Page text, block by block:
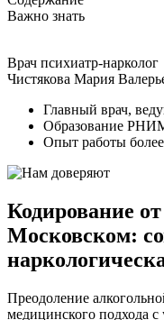
Важно знать
Врач психиатр-нарколог
Чистякова Мария
Главный врач,
Образование
Опыт работы
Кодирование
Московском:
Преодоление
медицинского подхода